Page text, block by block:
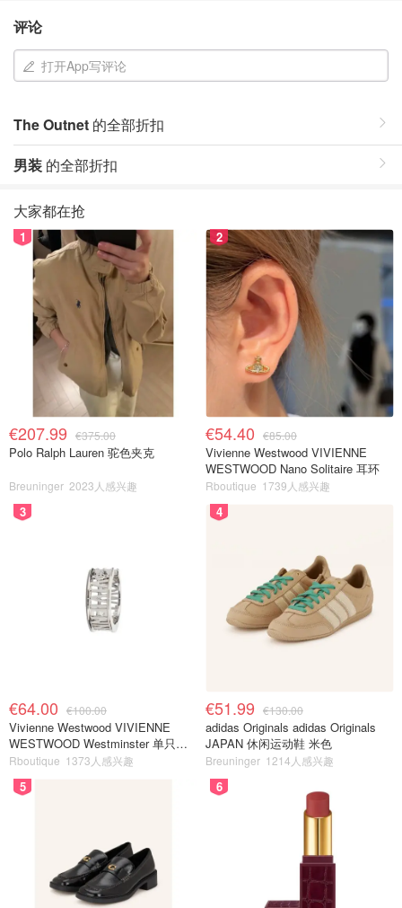
评论
打开App写评论
The Outnet 的全部折扣
男装 的全部折扣
大家都在抢
1
€207.99 €375.00
Polo Ralph Lauren 驼色夹克
Breuninger 2023人感兴趣
2
€54.40 €85.00
Vivienne Westwood VIVIENNE
WESTWOOD Nano Solitaire 耳环
Rboutique 1739人感兴趣
3
€64.00 €100.00
Vivienne Westwood VIVIENNE
WESTWOOD Westminster 单只耳
环
Rboutique 1373人感兴趣
4
€51.99 €130.00
adidas Originals adidas Originals
JAPAN 休闲运动鞋 米色
Breuninger 1214人感兴趣
5 6